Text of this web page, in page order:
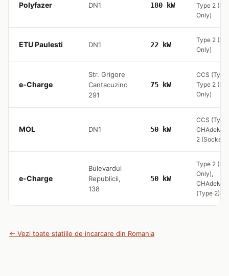
Polyfazer DN1 180 kW
Type 2
Only)
ETU Paulesti DN1 22 kW
Type 2
Only)
e-Charge
Str. Grigore
Cantacuzino
291
75 kW
CCS (Type
Type 2
Only)
MOL DN1 50 kW
CCS (Type
2 (Socket
e-Charge
Bulevardul
Republicii,
138
50 kW
Type 2
Only),
(Type 2)
← Vezi toate statiile de incarcare din Romania